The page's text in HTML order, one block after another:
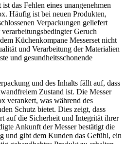
das Fehlen eines unangenehmen
Häufig ist bei neuen Produkten,
Verpackungen geliefert
Geruch
Küchenkompane Messerset nicht
und Verarbeitung der Materialien
und gesundheitsschonende
und des Inhalts fällt auf, dass
Zustand ist. Die Messer
verankert, was während des
Schutz bietet. Dies zeigt, dass
auf die Sicherheit und Integrität ihrer
Ankunft der Messer bestätigt die
und gibt dem Kunden das Gefühl, ein